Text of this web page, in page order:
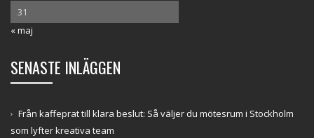
31
« maj
SENASTE INLÄGGEN
Från kaffeprat till klara beslut: Så väljer du mötesrum i Stockholm
som lyfter kreativa team